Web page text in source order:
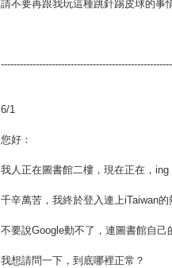
請不要再跟我玩這種跳針踢皮球的事
6/1
您好：
我人正在圖書館二樓，現在正在，ing
千辛萬苦，我終於登入連上iTaiwan的
不要說Google動不了，連圖書館自己
我想請問一下，到底哪裡正常？